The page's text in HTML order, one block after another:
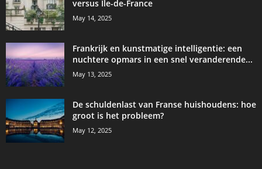
versus Île-de-France
May 14, 2025
Frankrijk en kunstmatige intelligentie: een
nuchtere opmars in een snel veranderende...
May 13, 2025
De schuldenlast van Franse huishoudens: hoe
groot is het probleem?
May 12, 2025